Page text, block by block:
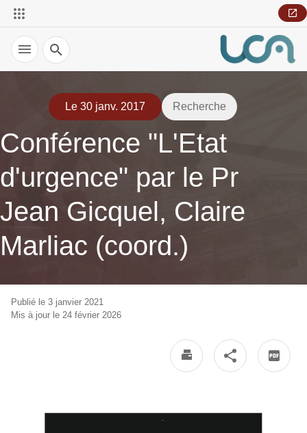
Recherche
Le 30 janv. 2017 Recherche
Conférence "L'Etat
d'urgence" par le Pr
Jean Gicquel, Claire
Marliac (coord.)
Publié le 3 janvier 2021
Mis à jour le 24 février 2026